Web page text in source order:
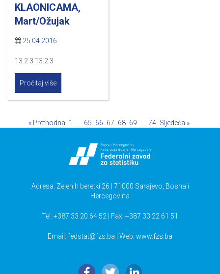
KLAONICAMA,
Mart/Ožujak
25.04.2016
13.2.3 13.2.3
Pročitaj više
« Prethodna 1 65 66 67 68 69 74 Sljedeća »
Adresa: Zelenih beretki 26 | 71000 Sarajevo, Bosna i
Hercegovina
Tel: +387 33 20 64 52 | Fax: +387 33 22 61 51
Email: fedstat@fzs.ba | Web: www.fzs.ba